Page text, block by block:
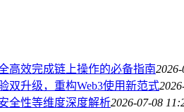
高效完成链上操作的必备指南
双升级，重构Web3使用新范式
全性等维度深度解析2026-07-08